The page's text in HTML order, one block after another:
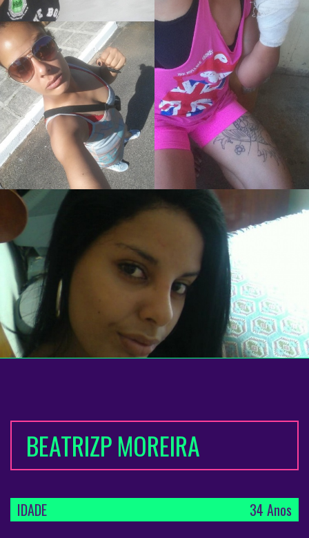
BEATRIZP MOREIRA
IDADE 34 Anos